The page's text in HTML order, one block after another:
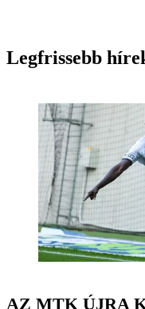
Legfrissebb
AZ MTK ÚJRA